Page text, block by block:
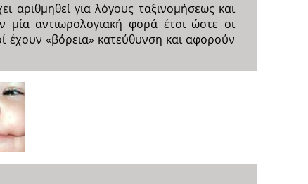
αριθμηθεί για λόγους ταξινομήσεως και
μία αντιωρολογιακή φορά έτσι ώστε οι
έχουν «βόρεια» κατεύθυνση και αφορούν